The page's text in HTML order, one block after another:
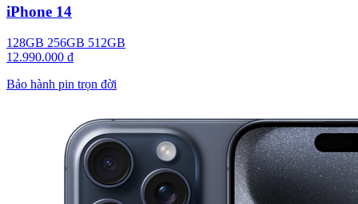
iPhone 14
128GB 256GB 512GB
12.990.000 đ
Bảo hành pin trọn đời